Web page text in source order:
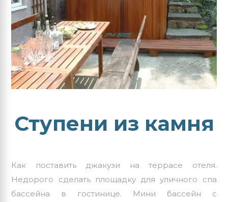
Ступени из камня
Как поставить джакузи на террасе отеля.
Недорого сделать площадку дляуличного спа
бассейна в гостинице. Мини бассейн с